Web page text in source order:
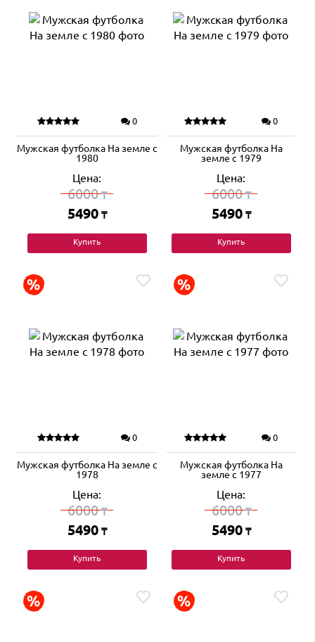
0
Мужская футболка На земле с
1980
Цена:
6000₸
5490 ₸
Купить
0
Мужская футболка На
земле с 1979
Цена:
6000₸
5490 ₸
Купить
0
Мужская футболка На земле с
1978
Цена:
6000₸
5490 ₸
Купить
0
Мужская футболка На
земле с 1977
Цена:
6000₸
5490 ₸
Купить